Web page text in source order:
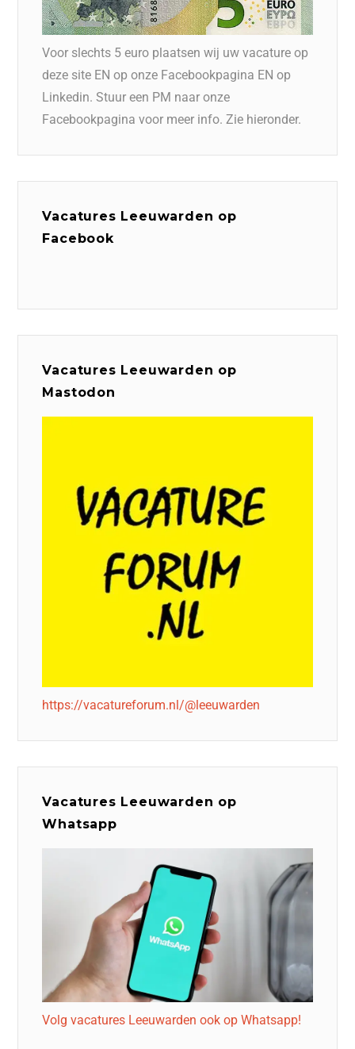
Voor slechts 5 euro plaatsen wij uw vacature op
deze site EN op onze Facebookpagina EN op
Linkedin. Stuur een PM naar onze
Facebookpagina voor meer info. Zie hieronder.
Vacatures Leeuwarden op
Facebook
Vacatures Leeuwarden op
Mastodon
https://vacatureforum.nl/@leeuwarden
Vacatures Leeuwarden op
Whatsapp
Volg vacatures Leeuwarden ook op Whatsapp!